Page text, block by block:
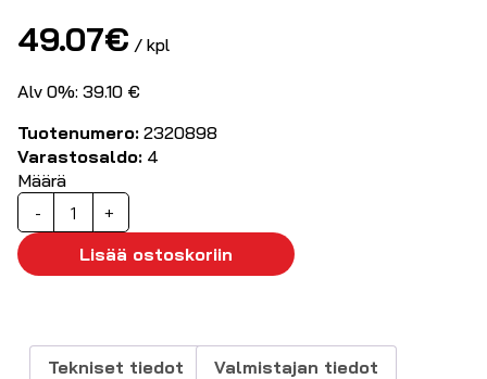
49.07€ / kpl
Alv 0%: 39.10 €
Tuotenumero: 2320898
Varastosaldo: 4
Määrä
-
Avainväännin
1-
2
määrä
+
Lisää ostoskoriin
Tekniset tiedot Valmistajan tiedot